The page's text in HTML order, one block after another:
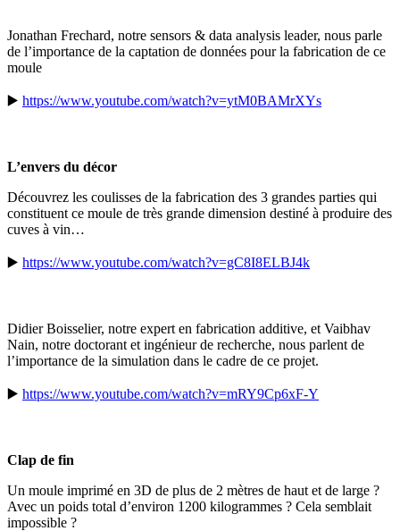
Jonathan Frechard, notre sensors & data analysis leader, nous parle
de l’importance de la captation de données pour la fabrication de ce
moule
▶️ https://www.youtube.com/watch?v=ytM0BAMrXYs
L’envers du décor
Découvrez les coulisses de la fabrication des 3 grandes parties qui
constituent ce moule de très grande dimension destiné à produire des
cuves à vin…
▶️ https://www.youtube.com/watch?v=gC8I8ELBJ4k
Didier Boisselier, notre expert en fabrication additive, et Vaibhav
Nain, notre doctorant et ingénieur de recherche, nous parlent de
l’importance de la simulation dans le cadre de ce projet.
▶️ https://www.youtube.com/watch?v=mRY9Cp6xF-Y
Clap de fin
Un moule imprimé en 3D de plus de 2 mètres de haut et de large ?
Avec un poids total d’environ 1200 kilogrammes ? Cela semblait
impossible ?